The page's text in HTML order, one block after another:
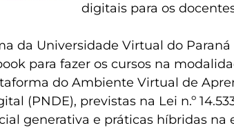
digitais para os
Universidade Virtual do
para fazer os cursos na
do Ambiente Virtual de
(PNDE), previstas na Lei n.º
generativa e práticas híbridas na